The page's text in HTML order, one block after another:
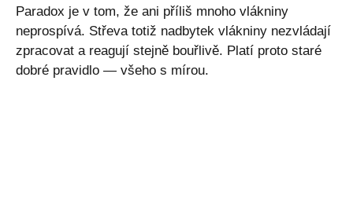
Paradox je v tom, že ani příliš mnoho vlákniny
neprospívá. Střeva totiž nadbytek vlákniny nezvládají
zpracovat a reagují stejně bouřlivě. Platí proto staré
dobré pravidlo — všeho s mírou.